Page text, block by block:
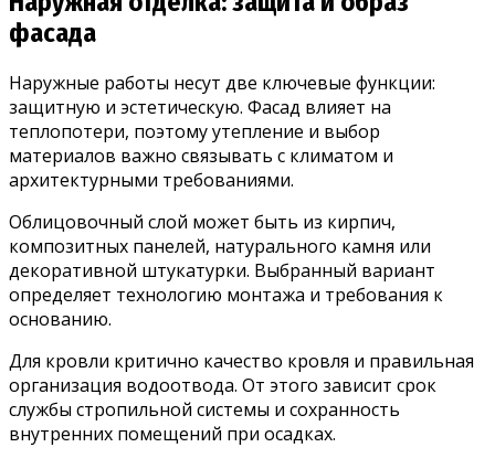
фасада
Наружные работы несут две ключевые функции:
защитную и эстетическую. Фасад влияет на
теплопотери, поэтому утепление и выбор
материалов важно связывать с климатом и
архитектурными требованиями.
Облицовочный слой может быть из кирпич,
композитных панелей, натурального камня или
декоративной штукатурки. Выбранный вариант
определяет технологию монтажа и требования к
основанию.
Для кровли критично качество кровля и правильная
организация водоотвода. От этого зависит срок
службы стропильной системы и сохранность
внутренних помещений при осадках.